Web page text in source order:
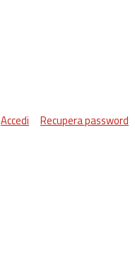
Accedi Recupera password